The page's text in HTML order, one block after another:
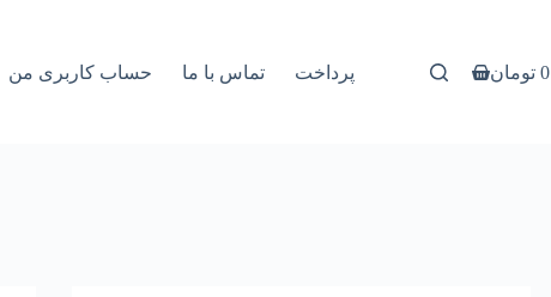
سبد
0 تومان پرداخت تماس با ما حساب کاربری من